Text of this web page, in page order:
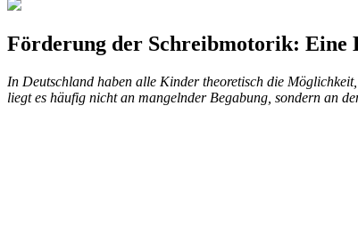
Förderung der Schreibmotorik: Eine
In Deutschland haben alle Kinder theoretisch die
liegt es häufig nicht an mangelnder Begabung, sondern an